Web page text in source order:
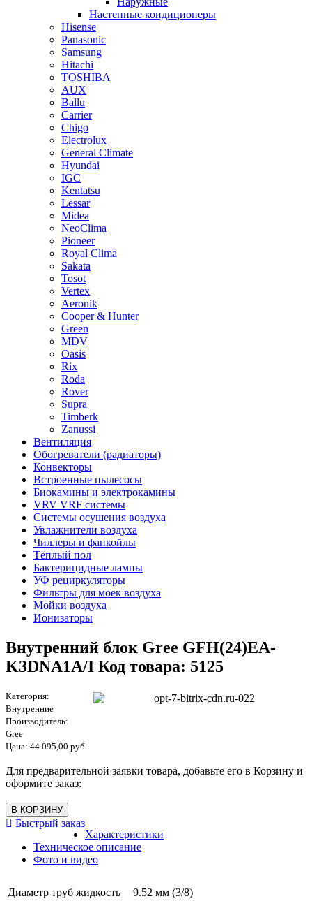
Настенные кондиционеры
Hisense
Panasonic
Samsung
Hitachi
TOSHIBA
AUX
Ballu
Carrier
Chigo
Electrolux
General Climate
Hyundai
IGC
Kentatsu
Lessar
Midea
NeoClima
Pioneer
Royal Clima
Sakata
Tosot
Vertex
Aeronik
Cooper & Hunter
Green
MDV
Oasis
Rix
Roda
Rover
Supra
Timberk
Zanussi
Вентиляция
Обогреватели (радиаторы)
Конвекторы
Встроенные пылесосы
Биокамины и электрокамины
VRV VRF системы
Системы осушения воздуха
Увлажнители воздуха
Чиллеры и фанкойлы
Тёплый пол
Бактерицидные лампы
УФ рециркуляторы
Фильтры для моек воздуха
Мойки воздуха
Ионизаторы
Внутренний блок Gree GFH(24)EA-
K3DNA1A/I Код товара: 5125
Категория:
Внутренние
Производитель:
Gree
Цена: 44 095,00 руб.
Для предварительной заявки товара, добавьте его в Корзину и
оформите заказ:
Быстрый заказ
Характеристики
Техническое описание
Фото и видео
Диаметр труб жидкость 9.52 мм (3/8)